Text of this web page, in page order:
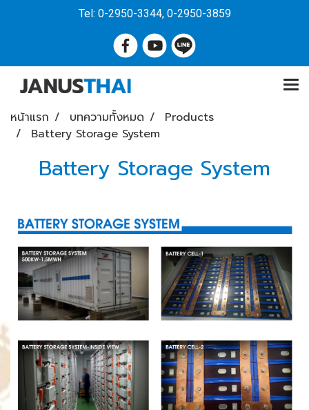
Tel: 0-2950-3344, 0-2950-3859
หน้าแรก บทความทั้งหมด
Products
Battery Storage System
Battery Storage System